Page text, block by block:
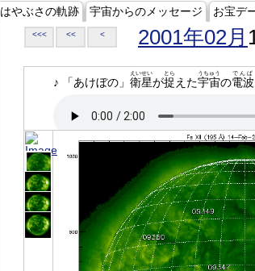
はやぶさの軌跡 宇宙からのメッセージ お宝デ
<<< << < 2001年02月
♪ 「あけぼの」 衛星
えいせい
が捉
とら
えた宇宙
うちゅう
の電波
でんぱ